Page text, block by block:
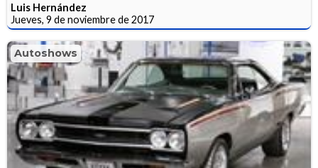
Luis Hernández
Jueves, 9 de noviembre de 2017
Autoshows